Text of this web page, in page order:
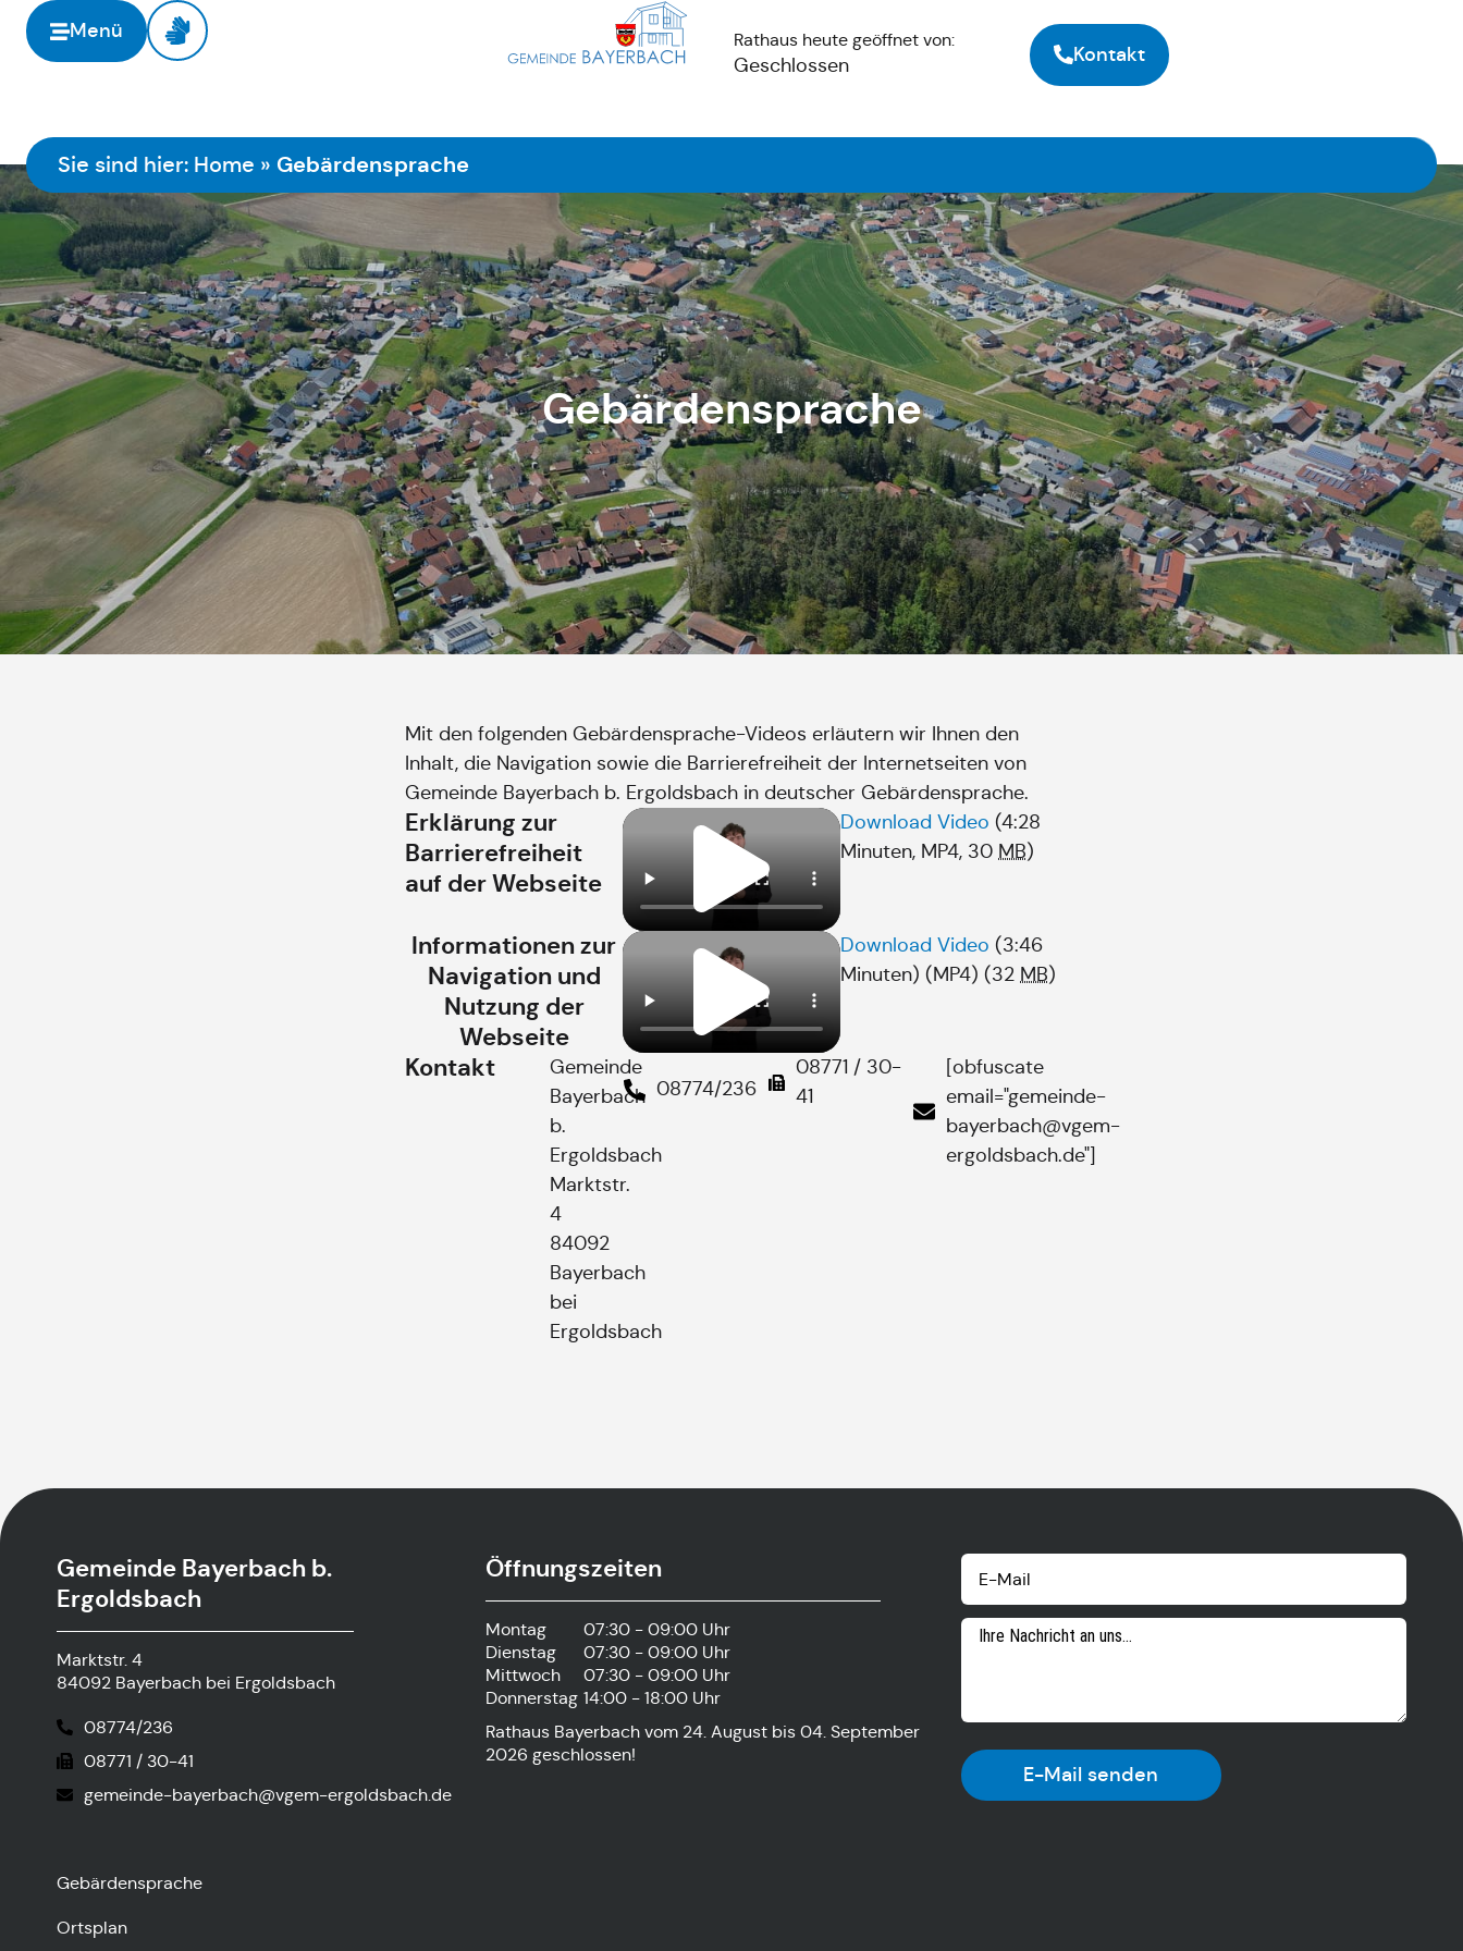
springenMenü Rathaus heute geöffnet von:
Geschlossen Kontakt
Sie sind hier: Home » Gebärdensprache
Gebärdensprache
Mit den folgenden Gebärdensprache-Videos erläutern wir Ihnen den
Inhalt, die Navigation sowie die Barrierefreiheit der Internetseiten von
Gemeinde Bayerbach b. Ergoldsbach in deutscher Gebärdensprache.
Erklärung zur
Barrierefreiheit
auf der Webseite
Download Video (4:28
Minuten, MP4, 30 MB)
Informationen zur
Navigation und
Nutzung der
Webseite
Download Video (3:46
Minuten) (MP4) (32 MB)
Kontakt
Gemeinde
Bayerbach
b.
Ergoldsbach
Marktstr.
4
84092
Bayerbach
bei
Ergoldsbach
08774/236
08771 / 30-
41
[obfuscate
email="gemeinde-
bayerbach@vgem-
ergoldsbach.de"]
Gemeinde Bayerbach b.
Ergoldsbach
Marktstr. 4
84092 Bayerbach bei Ergoldsbach
08774/236
08771 / 30-41
gemeinde-bayerbach@vgem-ergoldsbach.de
Gebärdensprache
Ortsplan
Öffnungszeiten
Montag
07:30 - 09:00 Uhr
Dienstag
07:30 - 09:00 Uhr
Mittwoch
07:30 - 09:00 Uhr
Donnerstag 14:00 - 18:00 Uhr
Rathaus Bayerbach vom 24. August bis 04. September
2026 geschlossen!
E-Mail senden